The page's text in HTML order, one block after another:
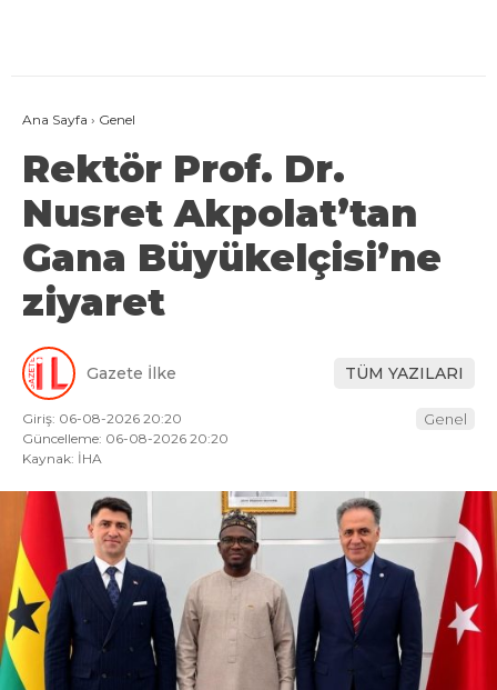
Ana Sayfa › Genel
Rektör Prof. Dr.
Nusret Akpolat’tan
Gana Büyükelçisi’ne
ziyaret
Gazete İlke TÜM YAZILARI
Giriş: 06-08-2026 20:20
Güncelleme: 06-08-2026 20:20
Kaynak: İHA
Genel